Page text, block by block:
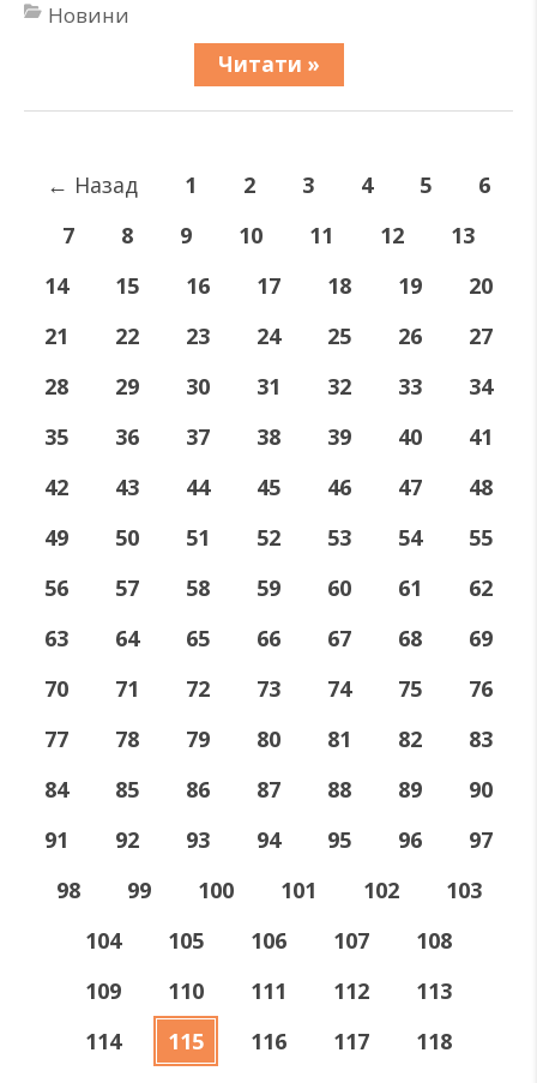
Новини
Читати »
← Назад 1 2 3 4 5
6
7
8 9 10 11 12
13
14
15 16 17 18 19
20
21
22 23 24 25 26
27
28
29 30 31 32 33
34
35
36 37 38 39 40
41
42
43 44 45 46 47
48
49
50 51 52 53 54
55
56
57 58 59 60 61
62
63
64 65 66 67 68
69
70
71 72 73 74 75
76
77
78 79 80 81 82
83
84
85 86 87 88 89
90
91
92 93 94 95 96
97
98
99 100 101 102
103
104
105 106 107
108
109
110 111 112
113
114
115 116 117
118